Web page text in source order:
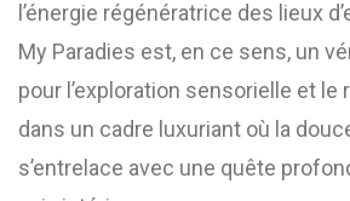
l’énergie régénératrice des lieux
My Paradies est, en ce sens, un
pour l’exploration sensorielle et le
dans un cadre luxuriant où la
s’entrelace avec une quête